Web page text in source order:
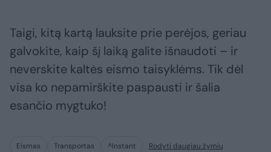
Taigi, kitą kartą lauksite prie perėjos, geriau
galvokite, kaip šį laiką galite išnaudoti – ir
neverskite kaltės eismo taisyklėms. Tik dėl
visa ko nepamirškite paspausti ir šalia
esančio mygtuko!
Eismas Transportas ^Instant Rodyti daugiau žymių